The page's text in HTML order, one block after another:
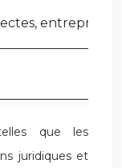
que les
juridiques et